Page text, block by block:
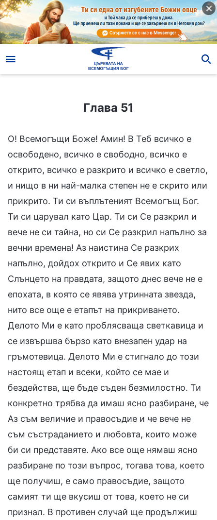
Глава 51
О! Всемогъщи Боже! Амин! В Теб всичко е
освободено, всичко е свободно, всичко е
открито, всичко е разкрито и всичко е светло,
и нищо в ни най-малка степен не е скрито или
прикрито. Ти си въплътеният Всемогъщ Бог.
Ти си царувал като Цар. Ти си Се разкрил и
вече не си тайна, но си Се разкрил напълно за
вечни времена! Аз наистина Се разкрих
напълно, дойдох открито и Се явих като
Слънцето на правдата, защото днес вече не е
епохата, в която се явява утринната звезда,
нито все още е етапът на прикриването.
Делото Ми е като проблясваща светкавица и
се извършва бързо като внезапен удар на
гръмотевица. Делото Ми е стигнало до този
настоящ етап и всеки, който се мае и
бездейства, ще бъде съден безмилостно. Ти
конкретно трябва да имаш ясно разбиране, че
Аз съм величие и правосъдие и че вече не
съм състраданието и любовта, които може
би си представяте. Ако все още нямаш ясно
разбиране по този въпрос, тогава това, което
ще получиш, е само правосъдие, защото
самият ти ще вкусиш от това, което не си
признал. В противен случай ще продължиш